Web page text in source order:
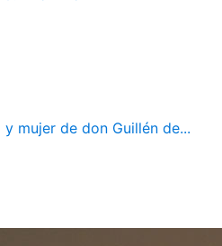
mujer de don Guillén de...